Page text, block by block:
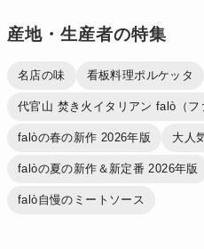
産地・生産者の特集
名店の味 看板料理ポルケッタ
代官山 焚き火イタリアン falò（フ
falòの春の新作 2026年版 大人
falòの夏の新作＆新定番 2026年版
falò自慢のミートソース